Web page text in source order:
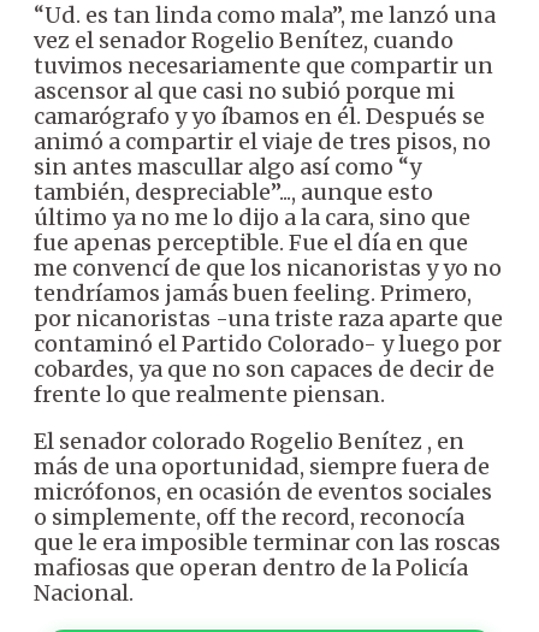
“Ud. es tan linda como mala”, me lanzó una
vez el senador Rogelio Benítez, cuando
tuvimos necesariamente que compartir un
ascensor al que casi no subió porque mi
camarógrafo y yo íbamos en él. Después se
animó a compartir el viaje de tres pisos, no
sin antes mascullar algo así como “y
también, despreciable”..., aunque esto
último ya no me lo dijo a la cara, sino que
fue apenas perceptible. Fue el día en que
me convencí de que los nicanoristas y yo no
tendríamos jamás buen feeling. Primero,
por nicanoristas -una triste raza aparte que
contaminó el Partido Colorado- y luego por
cobardes, ya que no son capaces de decir de
frente lo que realmente piensan.
El senador colorado Rogelio Benítez , en
más de una oportunidad, siempre fuera de
micrófonos, en ocasión de eventos sociales
o simplemente, off the record, reconocía
que le era imposible terminar con las roscas
mafiosas que operan dentro de la Policía
Nacional.